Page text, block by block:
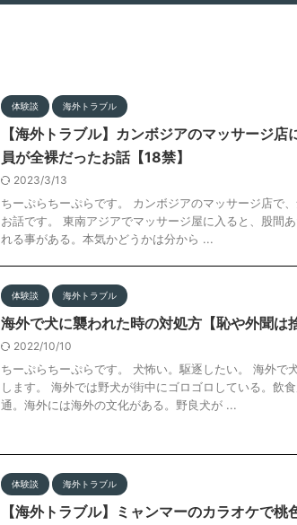
体験談 海外トラブル
【海外トラブル】カンボジアのマッサージ
員が全裸だったお話【18禁】
2023/3/13
ちーぷらちーぷらです。 カンボジアのマッサージ店で
お話です。 東南アジアでマッサージ屋に入ると、股間
れる事がある。本気かどうかは分から ...
体験談 海外トラブル
海外で犬に襲われた時の対処方【恥や外聞は
2022/10/10
ちーぷらちーぷらです。 犬怖い。駆逐したい。 海外で
します。 海外では野犬が街中にゴロゴロしている。飲
通。海外には海外の文化がある。野良犬が ...
体験談 海外トラブル
【海外トラブル】ミャンマーのカラオケで